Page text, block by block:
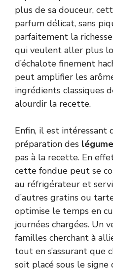
plus de sa douceur,
parfum délicat, sans
parfaitement la
qui veulent aller plus
d’échalote finement
peut amplifier les
ingrédients classiques
alourdir la recette.
Enfin, il est
préparation des
pas à la recette. En
cette fondue peut se
au réfrigérateur et
d’autres gratins ou
optimise le temps en
journées chargées. Un
familles cherchant à
tout en s’assurant que
soit placé sous le signe